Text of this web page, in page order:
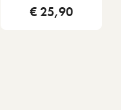
€ 25,90